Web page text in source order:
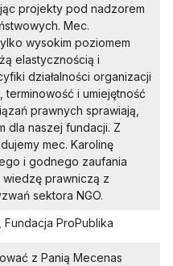
projekty pod nadzorem
Mec.
wysokim poziomem
elastycznością i
działalności organizacji
i umiejętność
prawnych sprawiają,
dla naszej fundacji. Z
mec. Karolinę
i godnego zaufania
prawniczą z
sektora NGO.
ProPublika
z Panią Mecenas